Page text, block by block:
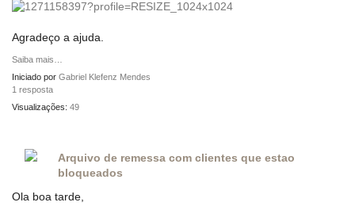
Agradeço a ajuda.
Saiba mais…
Iniciado por Gabriel Klefenz Mendes
1 resposta
Visualizações: 49
Arquivo de remessa com clientes que estao
bloqueados
Ola boa tarde,